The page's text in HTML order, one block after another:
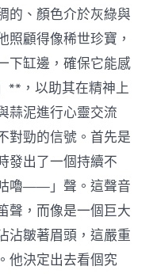
的、顏色介於灰綠與
照顧得像稀世珍寶，
下缸邊，確保它能感
**，以助其在精神上
蒜泥進行心靈交流
對勁的信號。首先是
發出了一個持續不
嚕——」聲。這聲音
聲，而像是一個巨大
沾皺著眉頭，這嚴重
他決定出去看個究